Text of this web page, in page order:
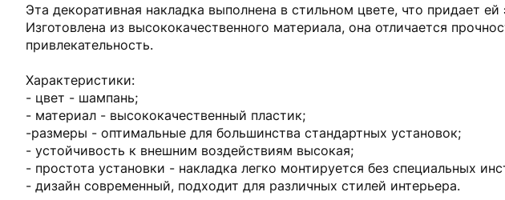
Эта декоративная накладка выполнена в стильном цвете, что придает
Изготовлена из высококачественного материала, она отличается
привлекательность.
Характеристики:
- цвет - шампань;
- материал - высококачественный пластик;
-размеры - оптимальные для большинства стандартных установок;
- устойчивость к внешним воздействиям высокая;
- простота установки - накладка легко монтируется без специальных
- дизайн современный, подходит для различных стилей интерьера.